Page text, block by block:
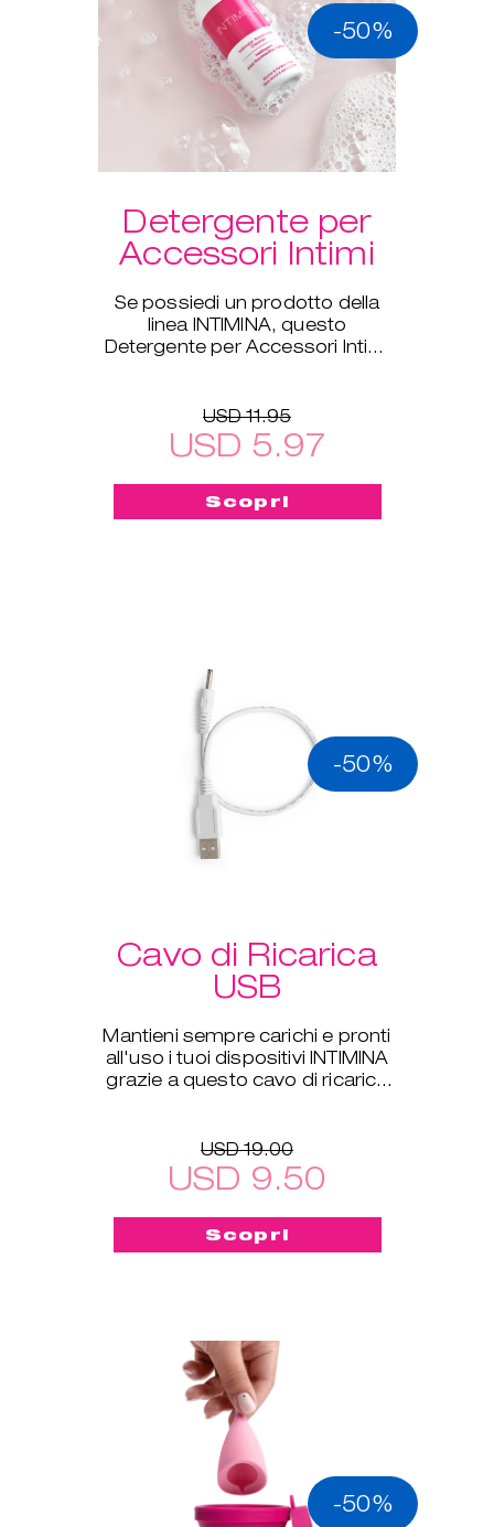
-50%
Detergente per
Accessori Intimi
Se possiedi un prodotto della
linea INTIMINA, questo
Detergente per Accessori Intimi
USD 11.95
USD 5.97
Scopri
-50%
Cavo di Ricarica
USB
Mantieni sempre carichi e pronti
all'uso i tuoi dispositivi INTIMINA
grazie a questo cavo di ricarica
USD 19.00
USD 9.50
Scopri
-50%